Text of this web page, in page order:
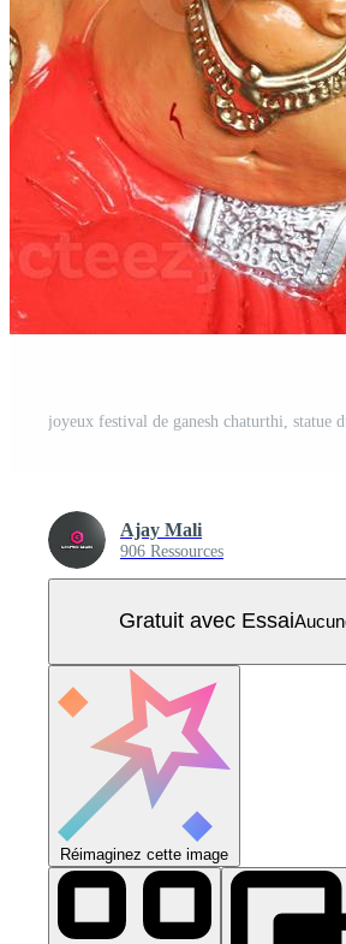
Ajay Mali
906 Ressources
Gratuit avec Essai
Réimaginez cette image